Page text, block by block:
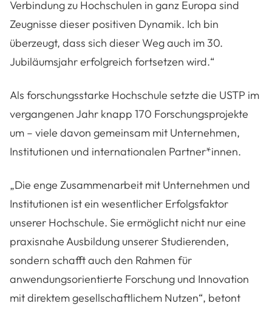
Verbindung zu Hochschulen in ganz Europa sind
Zeugnisse dieser positiven Dynamik. Ich bin
überzeugt, dass sich dieser Weg auch im 30.
Jubiläumsjahr erfolgreich fortsetzen wird.“
Als forschungsstarke Hochschule setzte die USTP im
vergangenen Jahr knapp 170 Forschungsprojekte
um – viele davon gemeinsam mit Unternehmen,
Institutionen und internationalen Partner*innen.
„Die enge Zusammenarbeit mit Unternehmen und
Institutionen ist ein wesentlicher Erfolgsfaktor
unserer Hochschule. Sie ermöglicht nicht nur eine
praxisnahe Ausbildung unserer Studierenden,
sondern schafft auch den Rahmen für
anwendungsorientierte Forschung und Innovation
mit direktem gesellschaftlichem Nutzen“, betont